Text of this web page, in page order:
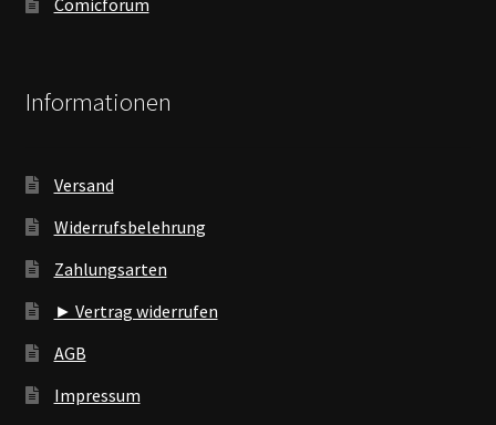
Informationen
Versand
Widerrufsbelehrung
Zahlungsarten
► Vertrag widerrufen
AGB
Impressum